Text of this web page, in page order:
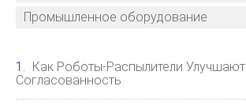
Промышленное оборудование
Как Роботы-Распылители Улучшают
Согласованность